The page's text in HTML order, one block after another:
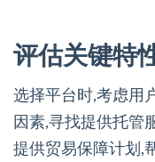
评估关键特
选择平台时,考虑用
因素,寻找提供托管
提供贸易保障计划,